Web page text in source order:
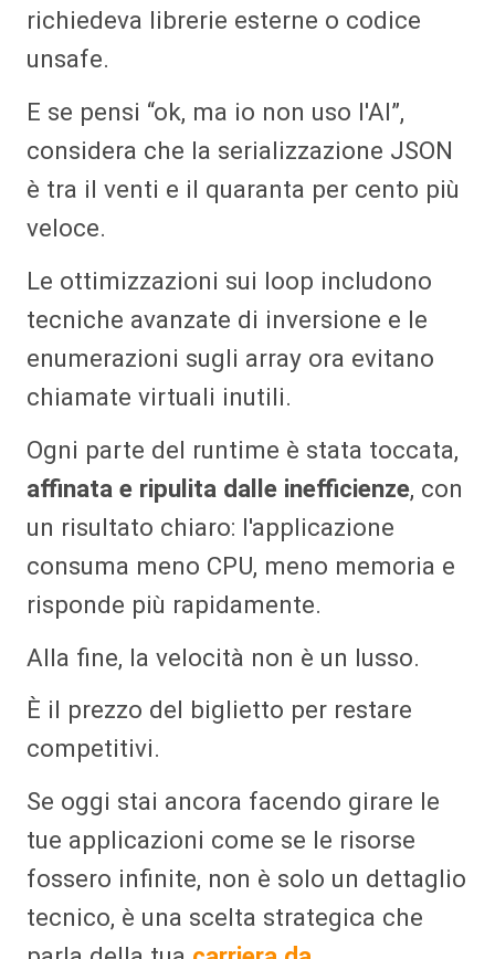
richiedeva librerie esterne o codice
unsafe.
E se pensi “ok, ma io non uso l'AI”,
considera che la serializzazione JSON
è tra il venti e il quaranta per cento più
veloce.
Le ottimizzazioni sui loop includono
tecniche avanzate di inversione e le
enumerazioni sugli array ora evitano
chiamate virtuali inutili.
Ogni parte del runtime è stata toccata,
affinata e ripulita dalle inefficienze, con
un risultato chiaro: l'applicazione
consuma meno CPU, meno memoria e
risponde più rapidamente.
Alla fine, la velocità non è un lusso.
È il prezzo del biglietto per restare
competitivi.
Se oggi stai ancora facendo girare le
tue applicazioni come se le risorse
fossero infinite, non è solo un dettaglio
tecnico, è una scelta strategica che